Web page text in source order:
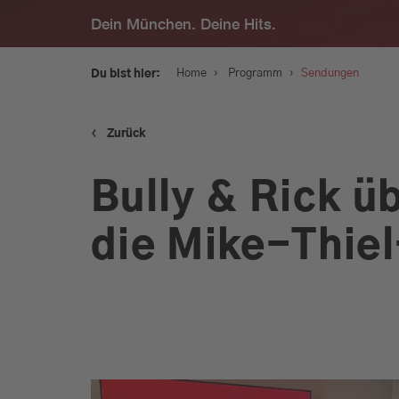
Dein München. Deine Hits.
Programm
Du bist hier: Home › Programm › Sendungen
‹ Zurück
Bully & Rick
die Mike-